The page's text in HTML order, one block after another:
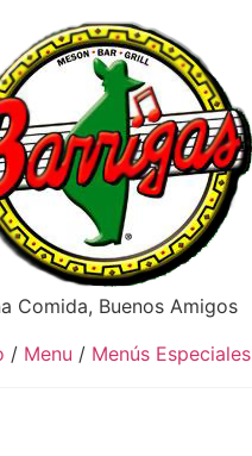
Comida, Buenos Amigos
/ Menu / Menús Especiales